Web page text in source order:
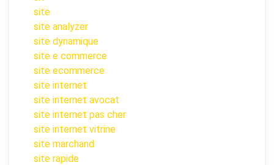
site
site analyzer
site dynamique
site e commerce
site ecommerce
site internet
site internet avocat
site internet pas cher
site internet vitrine
site marchand
site rapide